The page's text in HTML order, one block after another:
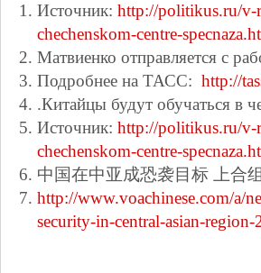
Источник: http://politikus.ru/v-
chechenskom-centre-
Матвиенко отправляется с
Подробнее на ТАСС: http://
.Китайцы будут обучаться в
Источник: http://politikus.ru/v-
chechenskom-centre-
中国在中亚成恐袭目标 上合
http://www.voachinese.com/a/
security-in-central-asian-